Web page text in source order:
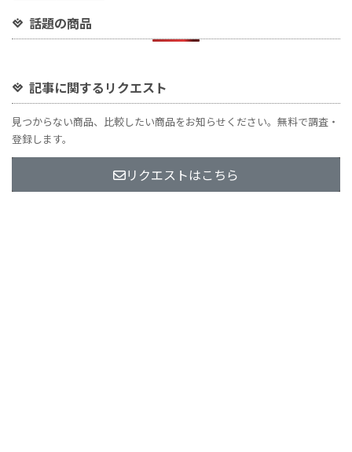
話題の商品
記事に関するリクエスト
見つからない商品、比較したい商品をお知らせください。無料で調査・
登録します。
リクエストはこちら